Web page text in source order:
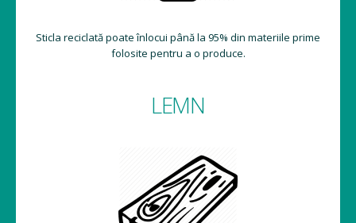
Sticla reciclată poate înlocui până la 95% din materiile prime
folosite pentru a o produce.
LEMN